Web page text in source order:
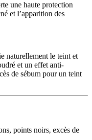
une haute protection
et l’apparition des
naturellement le teint et
et un effet anti-
de sébum pour un teint
points noirs, excès de